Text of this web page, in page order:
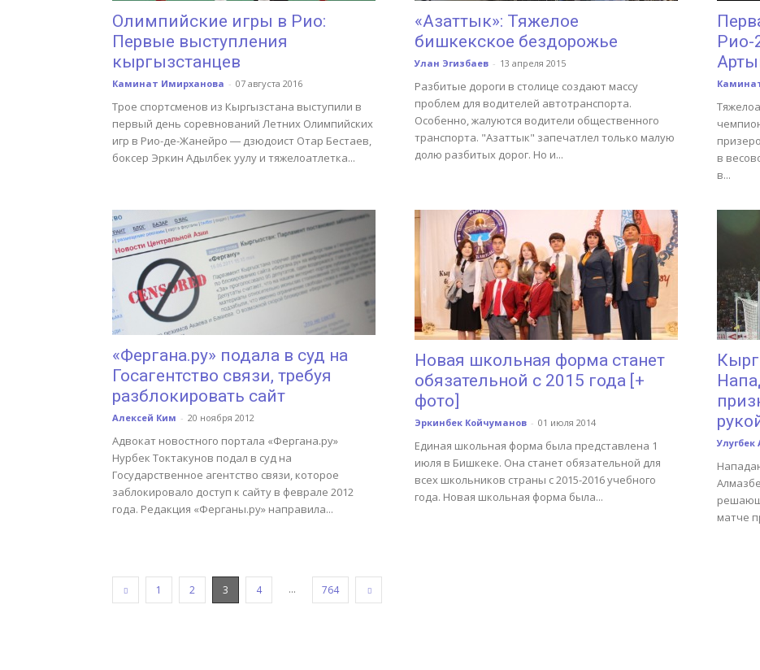
Олимпийские игры в Рио:
Первые выступления
кыргызстанцев
Каминат Имирханова - 07 августа 2016
Трое спортсменов из Кыргызстана выступили в
первый день соревнований Летних Олимпийских
игр в Рио-де-Жанейро ― дзюдоист Отар Бестаев,
боксер Эркин Адылбек уулу и тяжелоатлетка...
«Азаттык»: Тяжелое
бишкекское бездорожье
Улан Эгизбаев - 13 апреля 2015
Разбитые дороги в столице создают массу
проблем для водителей автотранспорта.
Особенно, жалуются водители общественного
транспорта. "Азаттык" запечатлел только малую
долю разбитых дорог. Но и...
Рио-
в
в...
«Фергана.ру» подала в суд на
Госагентство связи, требуя
разблокировать сайт
Алексей Ким - 20 ноября 2012
Адвокат новостного портала «Фергана.ру»
Нурбек Токтакунов подал в суд на
Государственное агентство связи, которое
заблокировало доступ к сайту в феврале 2012
года. Редакция «Ферганы.ру» направила...
Новая школьная форма станет
обязательной с 2015 года [+
фото]
Эркинбек Койчуманов - 01 июля 2014
Единая школьная форма была представлена 1
июля в Бишкеке. Она станет обязательной для
всех школьников страны с 2015-2016 учебного
года. Новая школьная форма была...
матче
1 2 3 4 ... 764